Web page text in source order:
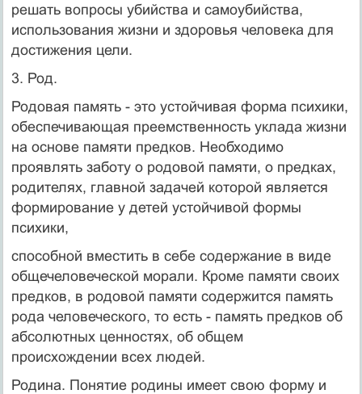
решать вопросы убийства и самоубийства,
использования жизни и здоровья человека для
достижения цели.
3. Род.
Родовая память - это устойчивая форма психики,
обеспечивающая преемственность уклада жизни
на основе памяти предков. Необходимо
проявлять заботу о родовой памяти, о предках,
родителях, главной задачей которой является
формирование у детей устойчивой формы
психики,
способной вместить в себе содержание в виде
общечеловеческой морали. Кроме памяти своих
предков, в родовой памяти содержится память
рода человеческого, то есть - память предков об
абсолютных ценностях, об общем
происхождении всех людей.
Родина. Понятие родины имеет свою форму и